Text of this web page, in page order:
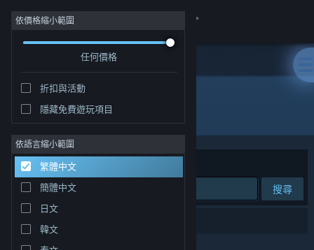
登入
社群
關於
客服
變更語言
取得 Steam 行動應用程式
依價格縮小範圍
任何價格
折扣與活動
隱藏免費遊玩項目
依語言縮小範圍
繁體中文
簡體中文
日文
韓文
開發人員: Damian
排序依據 相關性
搜尋
0 項相符的搜尋結果。